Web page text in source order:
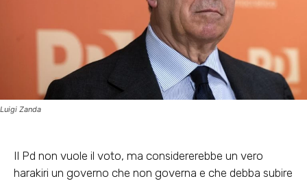
Luigi Zanda
Il Pd non vuole il voto, ma considererebbe un vero
harakiri un governo che non governa e che debba subire